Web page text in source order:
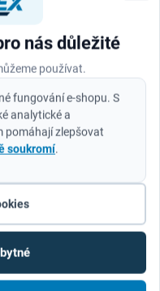
nás důležité
používat.
fungování e-shopu. S
analytické a
pomáhají zlepšovat
soukromí.
– ochrana
riziko
, jako jsouautolaky,
obav z nepříjemných
– maximální
zodolného PUR